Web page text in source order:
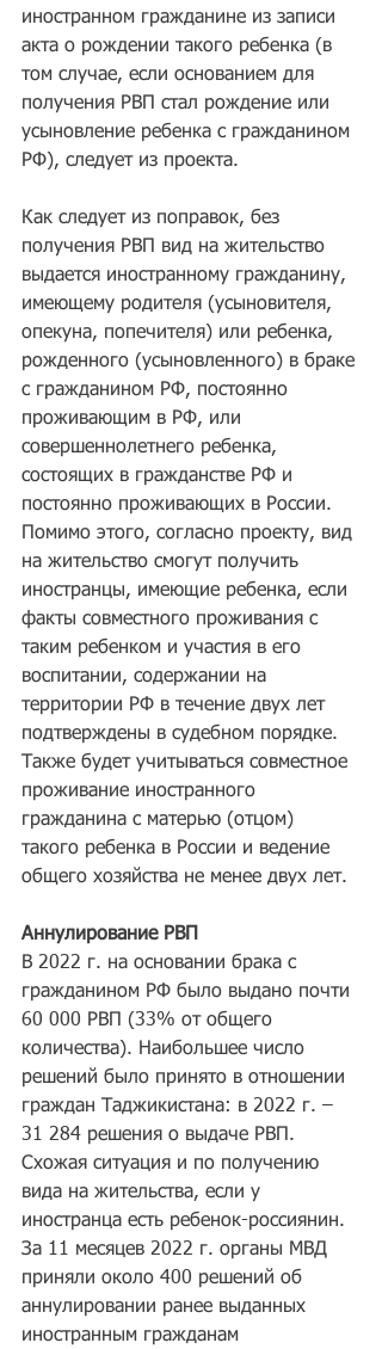
иностранном гражданине из записи
акта о рождении такого ребенка (в
том случае, если основанием для
получения РВП стал рождение или
усыновление ребенка с гражданином
РФ), следует из проекта.
Как следует из поправок, без
получения РВП вид на жительство
выдается иностранному гражданину,
имеющему родителя (усыновителя,
опекуна, попечителя) или ребенка,
рожденного (усыновленного) в браке
с гражданином РФ, постоянно
проживающим в РФ, или
совершеннолетнего ребенка,
состоящих в гражданстве РФ и
постоянно проживающих в России.
Помимо этого, согласно проекту, вид
на жительство смогут получить
иностранцы, имеющие ребенка, если
факты совместного проживания с
таким ребенком и участия в его
воспитании, содержании на
территории РФ в течение двух лет
подтверждены в судебном порядке.
Также будет учитываться совместное
проживание иностранного
гражданина с матерью (отцом)
такого ребенка в России и ведение
общего хозяйства не менее двух лет.
Аннулирование РВП
В 2022 г. на основании брака с
гражданином РФ было выдано почти
60 000 РВП (33% от общего
количества). Наибольшее число
решений было принято в отношении
граждан Таджикистана: в 2022 г. –
31 284 решения о выдаче РВП.
Схожая ситуация и по получению
вида на жительства, если у
иностранца есть ребенок-россиянин.
За 11 месяцев 2022 г. органы МВД
приняли около 400 решений об
аннулировании ранее выданных
иностранным гражданам